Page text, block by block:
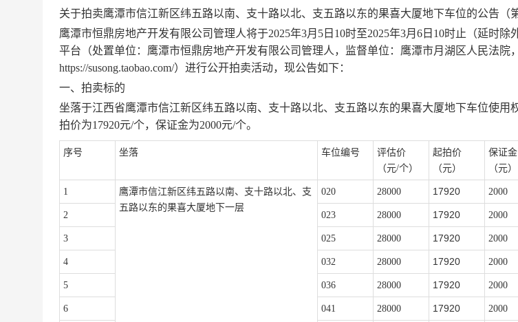
关于拍卖鹰潭市信江新区纬五路以南、支十路以北、支五路以东的果喜大厦地下车位的公告（
鹰潭市恒鼎房地产开发有限公司管理人将于2025年3月5日10时至2025年3月6日10时止（延时
平台（处置单位：鹰潭市恒鼎房地产开发有限公司管理人，监督单位：鹰潭市月湖区人民法院
https://susong.taobao.com/）进行公开拍卖活动，现公告如下：
一、拍卖标的
坐落于江西省鹰潭市信江新区纬五路以南、支十路以北、支五路以东的果喜大厦地下车位使用
拍价为17920元/个，保证金为2000元/个。
序号 坐落 车位编号
评估价
（元/个）
起拍价
（元）
保证金
（元）
1
鹰潭市信江新区纬五路以南、支十路以北、支
五路以东的果喜大厦地下一层
020 28000 17920 2000
2 023 28000 17920 2000
3 025 28000 17920 2000
4 032 28000 17920 2000
5 036 28000 17920 2000
6 041 28000 17920 2000